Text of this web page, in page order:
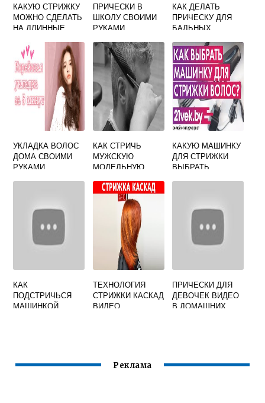
КАКУЮ СТРИЖКУ
МОЖНО СДЕЛАТЬ
НА ДЛИННЫЕ
ПРИЧЕСКИ В
ШКОЛУ СВОИМИ
РУКАМИ
КАК ДЕЛАТЬ
ПРИЧЕСКУ ДЛЯ
БАЛЬНЫХ
УКЛАДКА ВОЛОС
ДОМА СВОИМИ
РУКАМИ
КАК СТРИЧЬ
МУЖСКУЮ
МОДЕЛЬНУЮ
КАКУЮ МАШИНКУ
ДЛЯ СТРИЖКИ
ВЫБРАТЬ
КАК
ПОДСТРИЧЬСЯ
МАШИНКОЙ
ТЕХНОЛОГИЯ
СТРИЖКИ КАСКАД
ВИДЕО
ПРИЧЕСКИ ДЛЯ
ДЕВОЧЕК ВИДЕО
В ДОМАШНИХ
Реклама